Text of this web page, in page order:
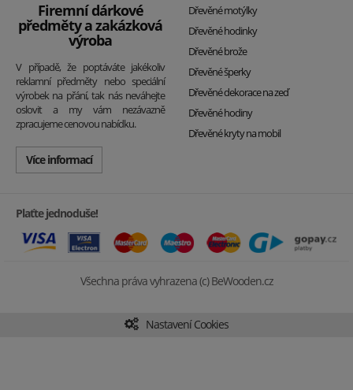
Firemní dárkové
předměty a zakázková
výroba
V případě, že poptáváte jakékoliv
reklamní předměty nebo speciální
výrobek na přání, tak nás neváhejte
oslovit a my vám nezávazně
zpracujeme cenovou nabídku.
Více informací
Dřevěné motýlky
Dřevěné hodinky
Dřevěné brože
Dřevěné šperky
Dřevěné dekorace na zeď
Dřevěné hodiny
Dřevěné kryty na mobil
Plaťte jednoduše!
Všechna práva vyhrazena (c) BeWooden.cz
Nastavení Cookies